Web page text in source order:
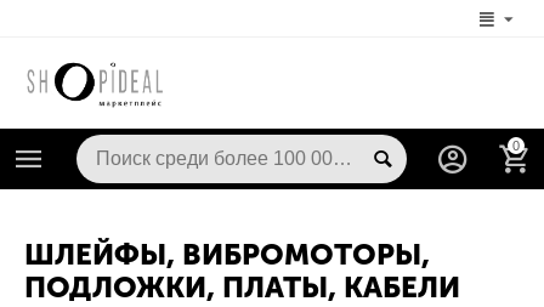
0
ШЛЕЙФЫ, ВИБРОМОТОРЫ,
ПОДЛОЖКИ, ПЛАТЫ, КАБЕЛИ